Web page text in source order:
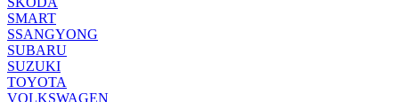
SMART
SSANGYONG
SUBARU
SUZUKI
TOYOTA
VOLKSWAGEN